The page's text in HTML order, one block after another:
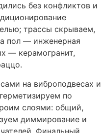
без конфликтов и
трассы скрываем,
пол — инженерная
— керамогранит,
на виброподвесах и
по
слоями: общий,
диммирование и
Финальный